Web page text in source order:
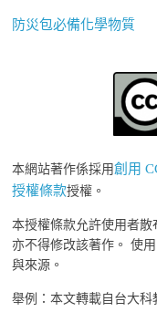
防災包必備化學物質
本網站著作係採用創用
授權條款授權。
本授權條款允許使用者散
亦不得修改該著作。 使
與來源。
舉例：本文轉載自台大科